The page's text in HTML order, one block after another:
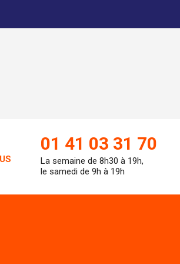
01 41 03 31 70
La semaine de 8h30 à 19h,
le samedi de 9h à 19h